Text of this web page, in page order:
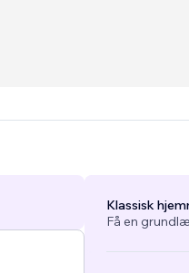
Klassisk
Få en